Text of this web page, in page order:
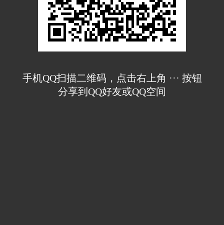
手机QQ扫描二维码，点击右上角 ··· 按钮
分享到QQ好友或QQ空间